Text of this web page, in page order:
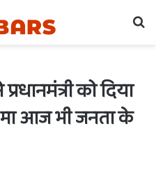
को दिया
आज भी जनता के